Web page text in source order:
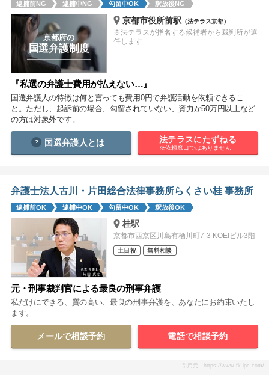
痴漢 盗撮 わいせつ
窃盗 逮捕 示談
逮捕前NG 逮捕中NG 勾留中OK 釈放後NG
京都府の
国選弁護制度
京都市役所前駅 （法テラス京都）
※法テラスが指名する候補者から裁判所が選
任します
『私選の弁護士費用が払えない…』
国選弁護人の特徴は何と言っても費用0円で弁護活動を依頼できるこ
と。ただし、起訴前の場合、勾留されていない、資力が50万円以上など
の方は対象外です。
国選弁護人とは 法テラスにたずねる
※依頼窓口ではありません
弁護士法人古川・片田総合法律事務所らくさい桂 事務所
逮捕前OK 逮捕中OK 勾留中OK 釈放後OK
桂駅
京都市西京区川島有栖川町7-3 KOEIビル3階
土日祝 無料相談
元・刑事裁判官による最良の刑事弁護
私だけにできる、質の高い、最良の刑事弁護を、あなたにお約束いたし
ます。
メールで相談予約 電話で相談予約
引用元：https://www.fk-lpc.com/